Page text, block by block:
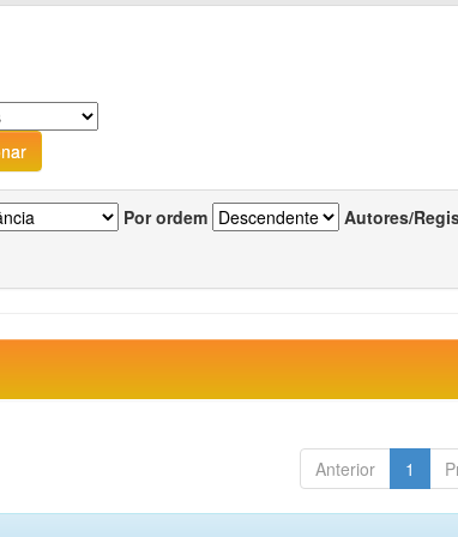
Por ordem Autores/
Anterior 1